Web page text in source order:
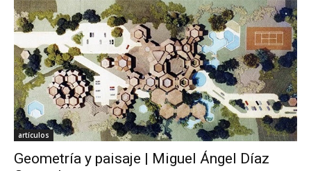
artículos
Geometría y paisaje | Miguel Ángel Díaz